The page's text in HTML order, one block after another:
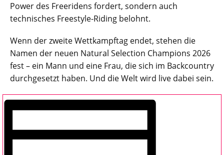
Power des Freeridens fordert, sondern auch
technisches Freestyle-Riding belohnt.
Wenn der zweite Wettkampftag endet, stehen die
Namen der neuen Natural Selection Champions 2026
fest – ein Mann und eine Frau, die sich im Backcountry
durchgesetzt haben. Und die Welt wird live dabei sein.